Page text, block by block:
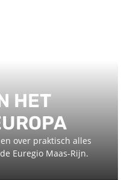
HET
over praktisch alles
Euregio Maas-Rijn.